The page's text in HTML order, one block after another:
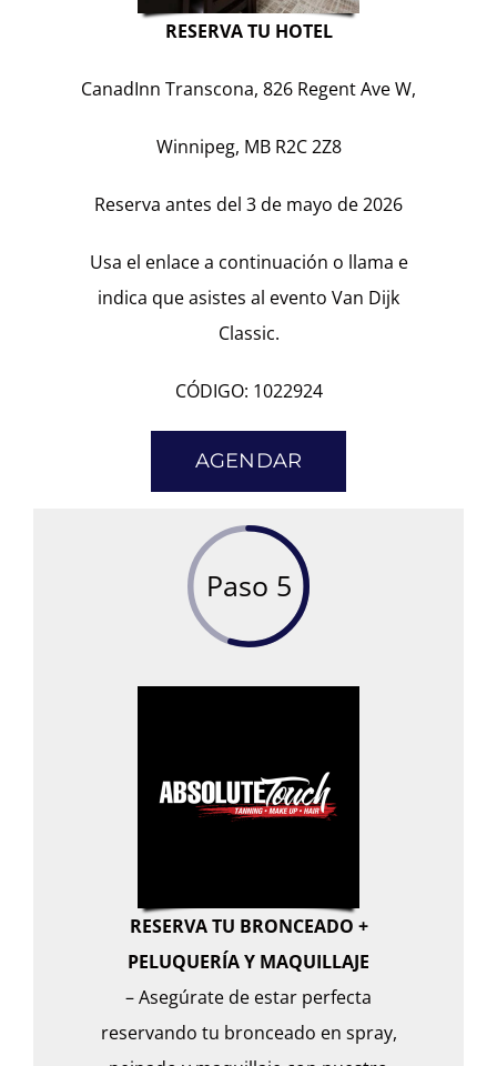
RESERVA TU HOTEL
CanadInn Transcona, 826 Regent Ave W,
Winnipeg, MB R2C 2Z8
Reserva antes del 3 de mayo de 2026
Usa el enlace a continuación o llama e
indica que asistes al evento Van Dijk
Classic.
CÓDIGO: 1022924
AGENDAR
Paso 5
RESERVA TU BRONCEADO +
PELUQUERÍA Y MAQUILLAJE
– Asegúrate de estar perfecta
reservando tu bronceado en spray,